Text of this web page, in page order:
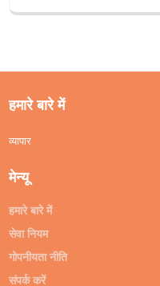
हमारे बारे में
व्यापार
मेन्यू
हमारे बारे में
सेवा नियम
गोपनीयता नीति
संपर्क करें